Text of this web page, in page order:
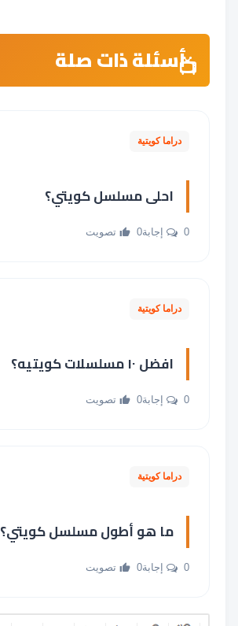
أسئلة ذات صلة
دراما كويتية
احلى مسلسل كويتي؟
0 إجابة 0 تصويت
دراما كويتية
افضل ١٠ مسلسلات كويتيه؟
0 إجابة 0 تصويت
دراما كويتية
ما هو أطول مسلسل كويتي؟
0 إجابة 0 تصويت